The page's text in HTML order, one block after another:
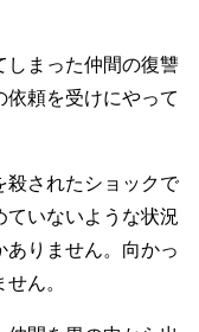
しまった仲間の復讐
依頼を受けにやって
殺されたショックで
ていないような状況
ありません。向かっ
ん。